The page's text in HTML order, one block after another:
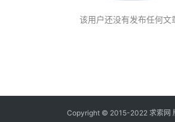
该用户还没有发布任何文
Copyright © 2015-2022 求索网